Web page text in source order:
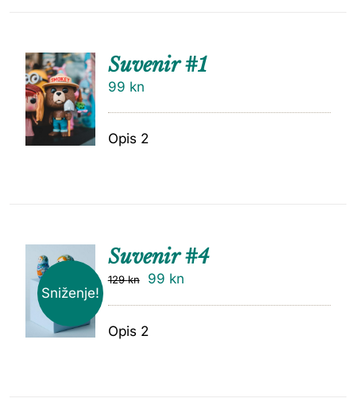
DODAJ
U
KOŠARI
CU
Suvenir #1
99 kn
Opis 2
Sniženje!
DODAJ
Suvenir #4
129kn 99 kn
Opis 2